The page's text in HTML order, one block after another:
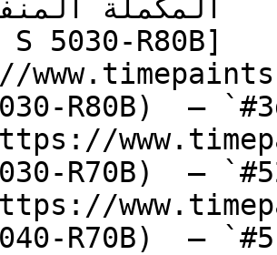
5030-R80B]
R80B)  —
R70B)  —
R70B)  —